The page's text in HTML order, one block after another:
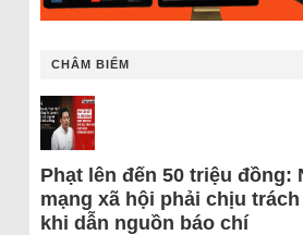
CHÂM BIẾM
Phạt lên đến 50 triệu đồng:
mạng xã hội phải chịu
khi dẫn nguồn báo chí